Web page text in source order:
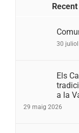
Recent
30
Els
a la
29 maig 2026